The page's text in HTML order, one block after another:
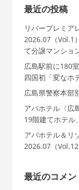
最近の投稿
リバープレミア
2026.07（Vol.1
て分譲マンショ
広島駅前に180
四国初「変なホ
広島県警察本部
アパホテル〈広
19階建てホテル
アパホテル＆リ
2026.07（
最近のコメン